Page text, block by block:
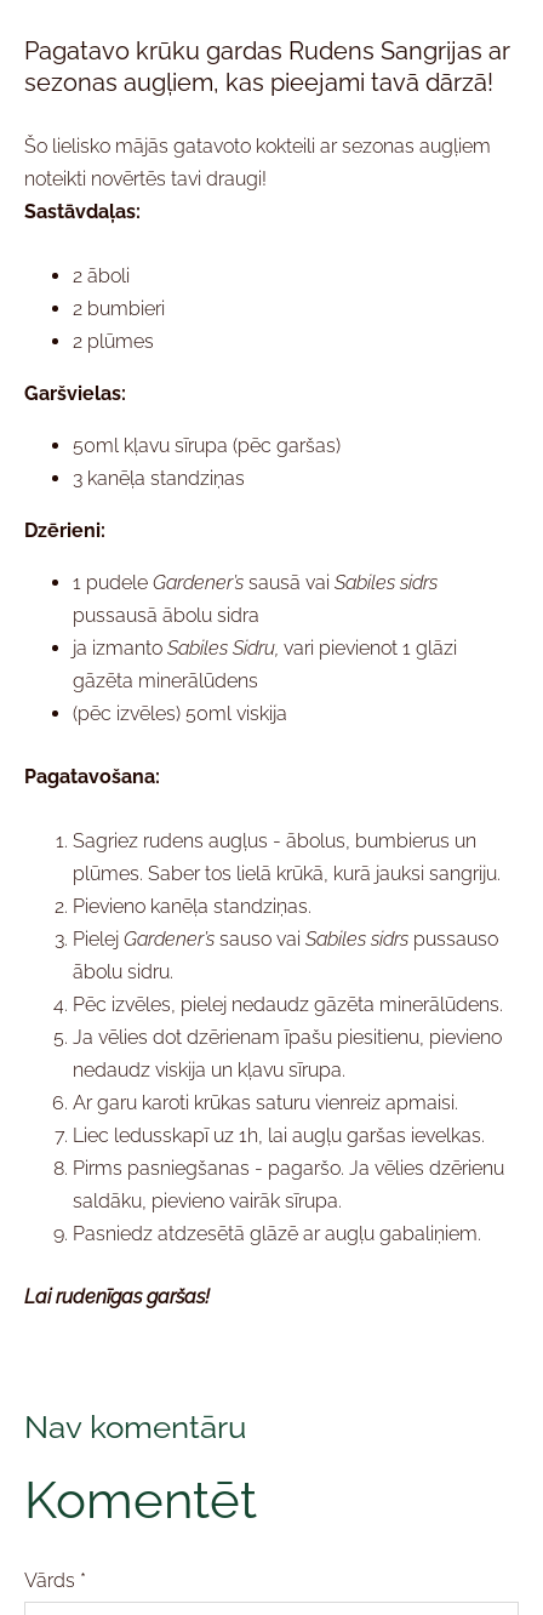
Pagatavo krūku gardas Rudens Sangrijas ar
sezonas augļiem, kas pieejami tavā dārzā!
Šo lielisko mājās gatavoto kokteili ar sezonas augļiem
noteikti novērtēs tavi draugi!
Sastāvdaļas:
2 āboli
2 bumbieri
2 plūmes
Garšvielas:
50ml kļavu sīrupa (pēc garšas)
3 kanēļa standziņas
Dzērieni:
1 pudele Gardener’s sausā vai Sabiles sidrs
pussausā ābolu sidra
ja izmanto Sabiles Sidru, vari pievienot 1 glāzi
gāzēta minerālūdens
(pēc izvēles) 50ml viskija
Pagatavošana:
Sagriez rudens augļus - ābolus, bumbierus un
plūmes. Saber tos lielā krūkā, kurā jauksi sangriju.
Pievieno kanēļa standziņas.
Pielej Gardener’s sauso vai Sabiles sidrs pussauso
ābolu sidru.
Pēc izvēles, pielej nedaudz gāzēta minerālūdens.
Ja vēlies dot dzērienam īpašu piesitienu, pievieno
nedaudz viskija un kļavu sīrupa.
Ar garu karoti krūkas saturu vienreiz apmaisi.
Liec ledusskapī uz 1h, lai augļu garšas ievelkas.
Pirms pasniegšanas - pagaršo. Ja vēlies dzērienu
saldāku, pievieno vairāk sīrupa.
Pasniedz atdzesētā glāzē ar augļu gabaliņiem.
Lai rudenīgas garšas!
Nav komentāru
Komentēt
Vārds *